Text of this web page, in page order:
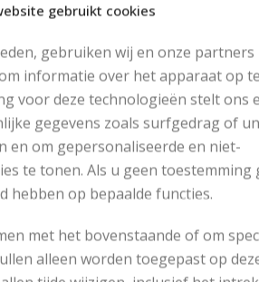
gebruikt cookies
gebruiken wij en onze partners
informatie over het apparaat op
voor deze technologieën stelt ons
gegevens zoals surfgedrag of
en om gepersonaliseerde en niet-
te tonen. Als u geen toestemming
hebben op bepaalde functies.
met het bovenstaande of om
alleen worden toegepast op